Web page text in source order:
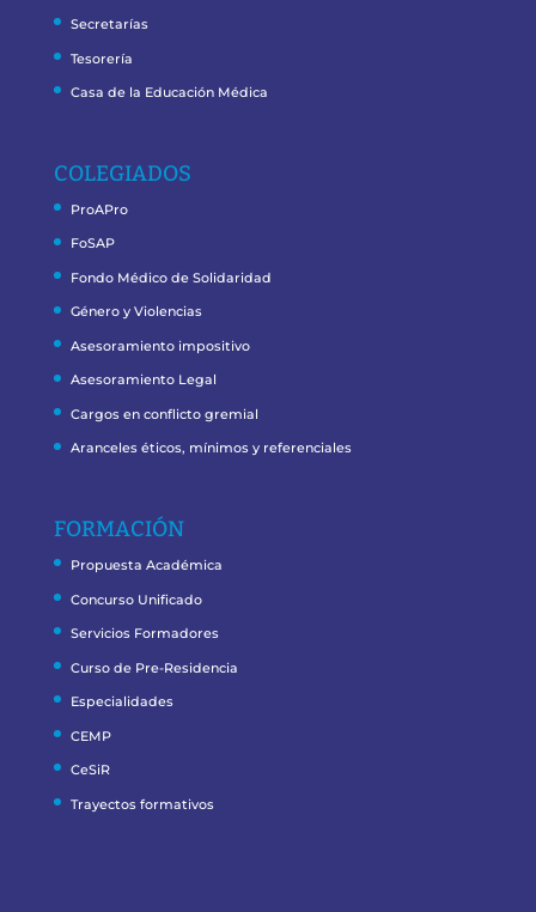
Secretarías
Tesorería
Casa de la Educación Médica
COLEGIADOS
ProAPro
FoSAP
Fondo Médico de Solidaridad
Género y Violencias
Asesoramiento impositivo
Asesoramiento Legal
Cargos en conflicto gremial
Aranceles éticos, mínimos y referenciales
FORMACIÓN
Propuesta Académica
Concurso Unificado
Servicios Formadores
Curso de Pre-Residencia
Especialidades
CEMP
CeSiR
Trayectos formativos